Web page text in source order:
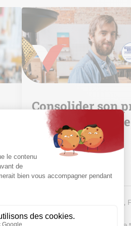
Consolider son
micro-entreprise
(présentiel)
OPCO, CPF,
2 jours - 14 heures